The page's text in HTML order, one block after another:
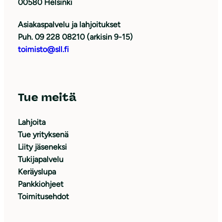
00580 Helsinki
Asiakaspalvelu ja lahjoitukset
Puh. 09 228 08210 (arkisin 9-15)
toimisto@sll.fi
Tue meitä
Lahjoita
Tue yrityksenä
Liity jäseneksi
Tukijapalvelu
Keräyslupa
Pankkiohjeet
Toimitusehdot